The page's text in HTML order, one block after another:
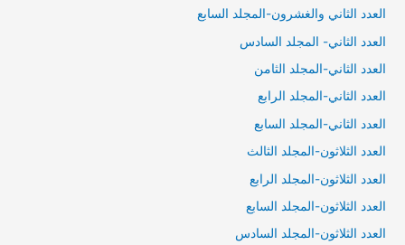
العدد الثاني والغشرون-المجلد السابع
العدد الثاني- المجلد السادس
العدد الثاني-المجلد الثامن
العدد الثاني-المجلد الرابع
العدد الثاني-المجلد السابع
العدد الثلاثون-المجلد الثالث
العدد الثلاثون-المجلد الرابع
العدد الثلاثون-المجلد السابع
العدد الثلاثون-المجلد السادس